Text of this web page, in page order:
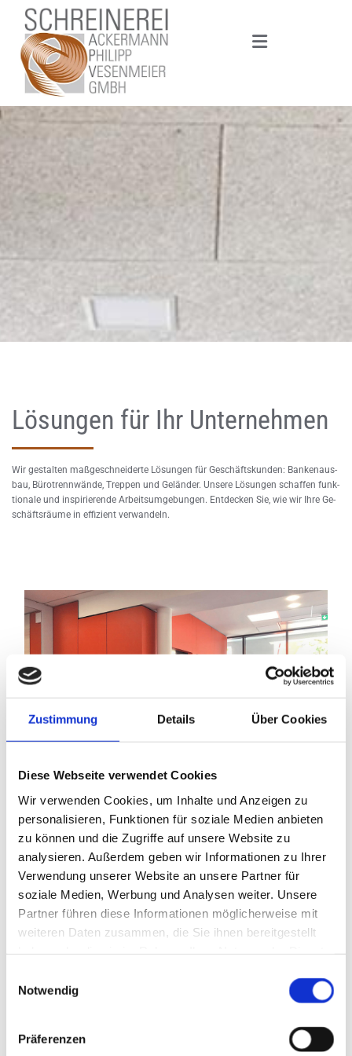
Zustimmung Details Über Cookies
Diese Webseite verwendet Cookies
Wir verwenden Cookies, um Inhalte und Anzeigen zu
personalisieren, Funktionen für soziale Medien anbieten
zu können und die Zugriffe auf unsere Website zu
analysieren. Außerdem geben wir Informationen zu Ihrer
Verwendung unserer Website an unsere Partner für
soziale Medien, Werbung und Analysen weiter. Unsere
Partner führen diese Informationen möglicherweise mit
weiteren Daten zusammen, die Sie ihnen bereitgestellt
Notwendig
Präferenzen
Zum Inhalt springen
Lösungen für Ihr Unternehmen
Wir ge­stal­ten maß­ge­schnei­der­te Lö­sun­gen für Ge­schäfts­kun­den: Ban­ken­aus­
bau, Bü­rot­renn­wän­de, Trep­pen und Ge­län­der. Un­se­re Lö­sun­gen schaf­fen funk­
tio­na­le und in­spi­rie­ren­de Ar­beits­um­ge­bun­gen. Ent­de­cken Sie, wie wir Ihre Ge­
schäfts­räu­me in ef­fi­zi­ent ver­wan­deln.
Bankenausbau